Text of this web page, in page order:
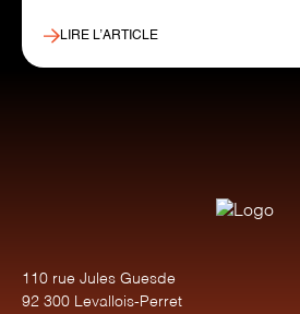
LIRE L’ARTICLE
110 rue Jules Guesde
92 300 Levallois-Perret